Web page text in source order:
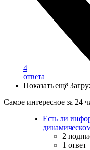
4
ответа
Показать ещё
Самое интересное за 24
Есть ли
2
1 ответ